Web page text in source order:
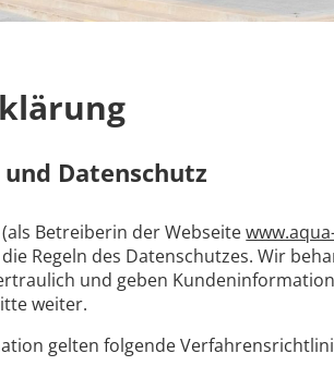
Datenschutz
Betreiberin der Webseite
Regeln des Datenschutzes. Wir
und geben
weiter.
gelten folgende